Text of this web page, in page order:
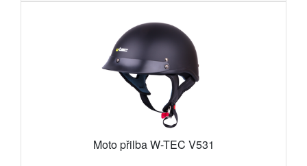
Moto přilba W-TEC V531